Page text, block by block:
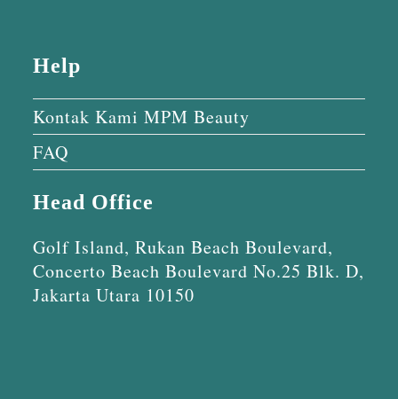
Help
Kontak Kami MPM Beauty
FAQ
Head Office
Golf Island, Rukan Beach Boulevard,
Concerto Beach Boulevard No.25 Blk. D,
Jakarta Utara 10150